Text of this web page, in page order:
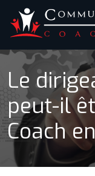
Le
peut-il
Coach